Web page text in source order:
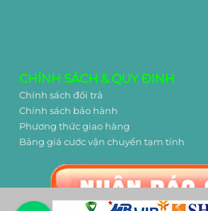
CHÍNH SÁCH & QUY ĐINH
Chính sách đổi trả
Chính sách bảo hành
Phương thức giao hàng
Bảng giá cước vận chuyển tạm tính